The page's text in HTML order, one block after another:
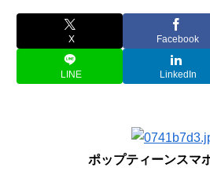
X Facebook
LINE LinkedIn
ポップティーンスマ